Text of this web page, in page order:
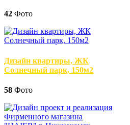
42 Фото
Дизайн квартиры, ЖК
Солнечный парк, 150м2
58 Фото